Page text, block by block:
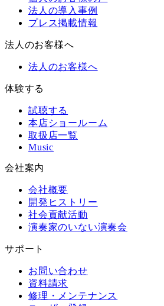
法人の導入事例
プレス掲載情報
法人のお客様へ
法人のお客様へ
体験する
試聴する
本店ショールーム
取扱店一覧
Music
会社案内
会社概要
開発ヒストリー
社会貢献活動
演奏家のいない演奏会
サポート
お問い合わせ
資料請求
修理・メンテナンス